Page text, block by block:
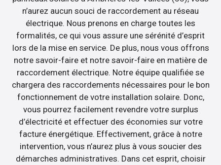
n’aurez aucun souci de raccordement au réseau
électrique. Nous prenons en charge toutes les
formalités, ce qui vous assure une sérénité d’esprit
lors de la mise en service. De plus, nous vous offrons
notre savoir-faire et notre savoir-faire en matière de
raccordement électrique. Notre équipe qualifiée se
chargera des raccordements nécessaires pour le bon
fonctionnement de votre installation solaire. Donc,
vous pourrez facilement revendre votre surplus
d’électricité et effectuer des économies sur votre
facture énergétique. Effectivement, grâce à notre
intervention, vous n’aurez plus à vous soucier des
démarches administratives. Dans cet esprit, choisir